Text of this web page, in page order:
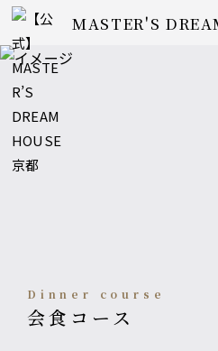
MASTER'S
Dinner course
会食コース